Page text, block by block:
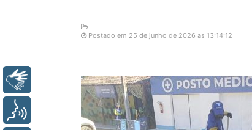
Postado em 25 de junho de 2026 as 13:14:12